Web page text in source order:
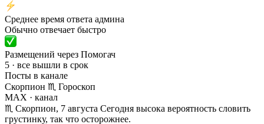
Среднее время ответа админа
Обычно отвечает быстро
Размещений через Помогач
5 · все вышли в срок
Посты в канале
Скорпион ♏︎ Гороскоп
MAX · канал
♏︎ Скорпион, 7 августа Сегодня высока вероятность словить
грустинку, так что осторожнее.